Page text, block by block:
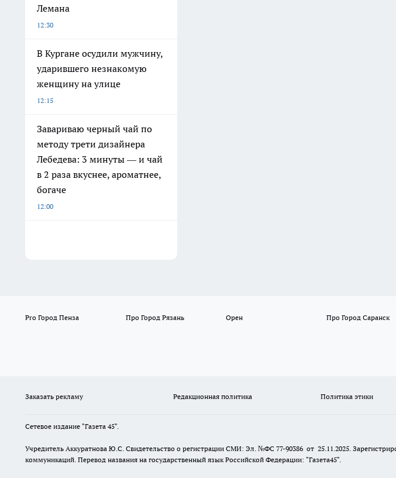
Лемана
12:30
В Кургане осудили мужчину,
ударившего незнакомую
женщину на улице
12:15
Завариваю черный чай по
методу трети дизайнера
Лебедева: 3 минуты — и чай
в 2 раза вкуснее, ароматнее,
богаче
12:00
Pro Город Пенза Про Город Рязань Орен Про Город Саранск
Заказать рекламу Редакционная политика Политика этики
Сетевое издание "Газета 45".
Учредитель Аккуратнова Ю.С. Свидетельство о регистрации СМИ: Эл. №ФС 77-90386 от 25.11.2025.
коммуникаций. Перевод названия на государственный язык Российской Федерации: "Газета45".